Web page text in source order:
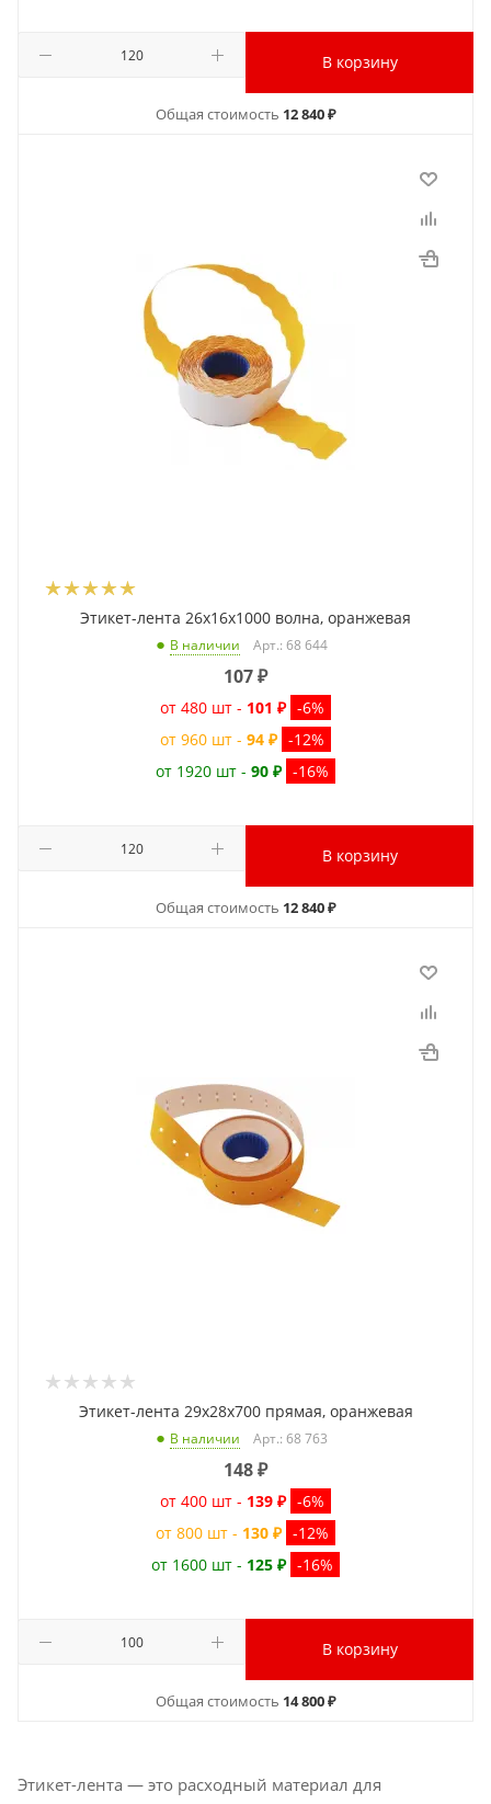
В корзину
Общая стоимость 12 840 ₽
Этикет-лента 26x16x1000 волна, оранжевая
В наличии Арт.: 68 644
107₽
от 480 шт - 101 ₽ -6%
от 960 шт - 94 ₽ -12%
от 1920 шт - 90 ₽ -16%
В корзину
Общая стоимость 12 840 ₽
Этикет-лента 29x28x700 прямая, оранжевая
В наличии Арт.: 68 763
148₽
от 400 шт - 139 ₽ -6%
от 800 шт - 130 ₽ -12%
от 1600 шт - 125 ₽ -16%
В корзину
Общая стоимость 14 800 ₽
Этикет-лента — это расходный материал для